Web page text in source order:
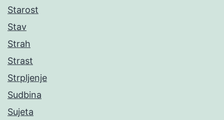
Starost
Stav
Strah
Strast
Strpljenje
Sudbina
Sujeta